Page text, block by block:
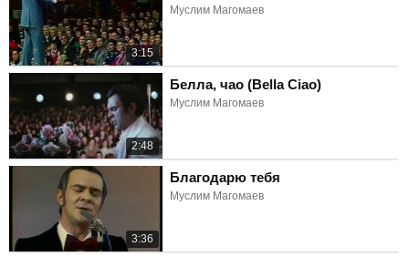
3:15
Муслим Магомаев
2:48
Белла, чао (Bella Ciao)
Муслим Магомаев
3:36
Благодарю тебя
Муслим Магомаев